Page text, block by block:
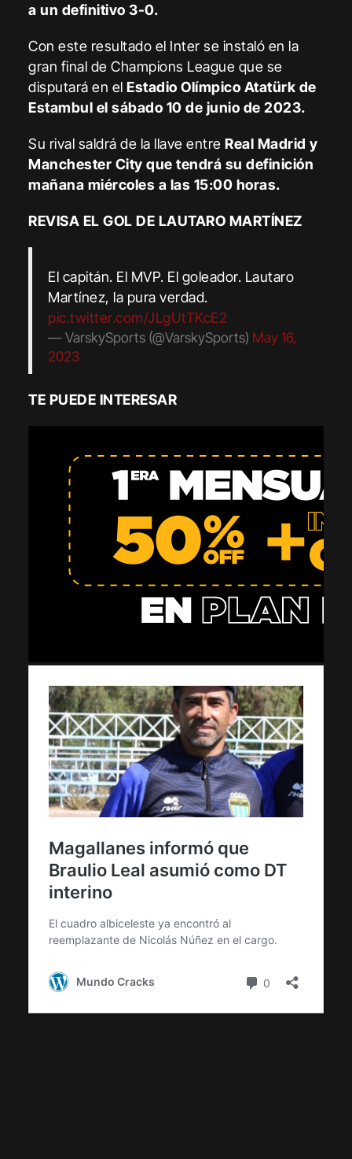
a un definitivo 3-0.
Con este resultado el Inter se instaló en la
gran final de Champions League que se
disputará en el Estadio Olímpico Atatürk de
Estambul el sábado 10 de junio de 2023.
Su rival saldrá de la llave entreReal Madrid y
Manchester City que tendrá su definición
mañana miércoles a las 15:00 horas.
REVISA EL GOL DE LAUTARO MARTÍNEZ
El capitán. El MVP. El goleador. Lautaro
Martínez, la pura verdad.
pic.twitter.com/JLgUtTKcE2
— VarskySports (@VarskySports) May 16,
2023
TE PUEDE INTERESAR